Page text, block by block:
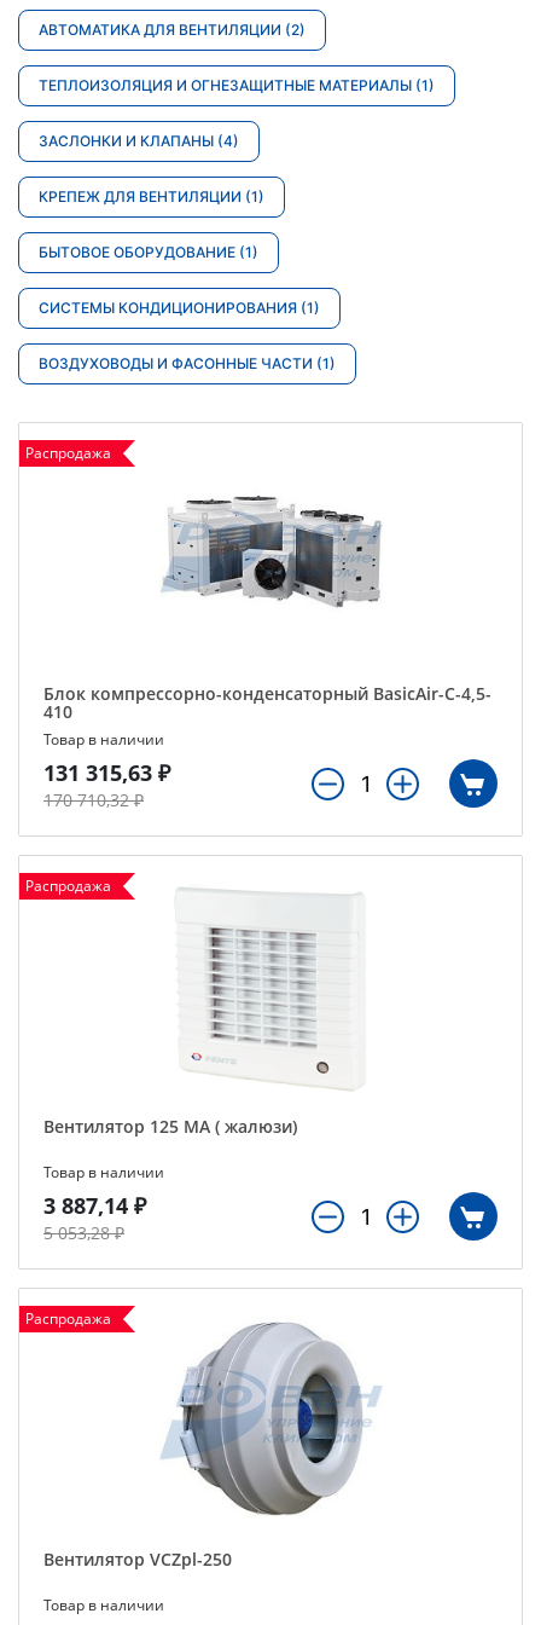
АВТОМАТИКА ДЛЯ ВЕНТИЛЯЦИИ (2)
ТЕПЛОИЗОЛЯЦИЯ И ОГНЕЗАЩИТНЫЕ МАТЕРИАЛЫ (1)
ЗАСЛОНКИ И КЛАПАНЫ (4)
КРЕПЕЖ ДЛЯ ВЕНТИЛЯЦИИ (1)
БЫТОВОЕ ОБОРУДОВАНИЕ (1)
СИСТЕМЫ КОНДИЦИОНИРОВАНИЯ (1)
ВОЗДУХОВОДЫ И ФАСОННЫЕ ЧАСТИ (1)
Распродажа
Блок компрессорно-конденсаторный BasicAir-C-4,5-
410
Товар в наличии
131 315,63 ₽
170 710,32 ₽
Распродажа
Вентилятор 125 МА ( жалюзи)
Товар в наличии
3 887,14 ₽
5 053,28 ₽
Распродажа
Вентилятор VCZpl-250
Товар в наличии